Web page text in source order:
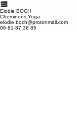
Elodie BOCH
Cheminons Yoga
elodie.boch@protonmail.com
06 81 87 36 85